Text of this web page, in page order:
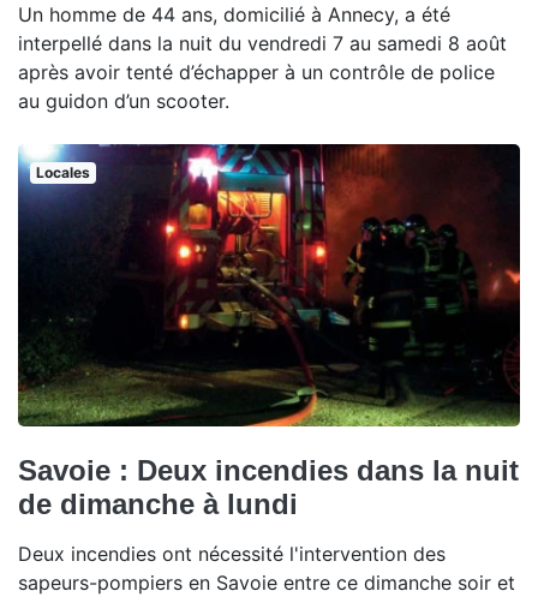
Un homme de 44 ans, domicilié à Annecy, a été
interpellé dans la nuit du vendredi 7 au samedi 8 août
après avoir tenté d’échapper à un contrôle de police
au guidon d’un scooter.
Locales
Savoie : Deux incendies dans la nuit
de dimanche à lundi
Deux incendies ont nécessité l'intervention des
sapeurs-pompiers en Savoie entre ce dimanche soir et